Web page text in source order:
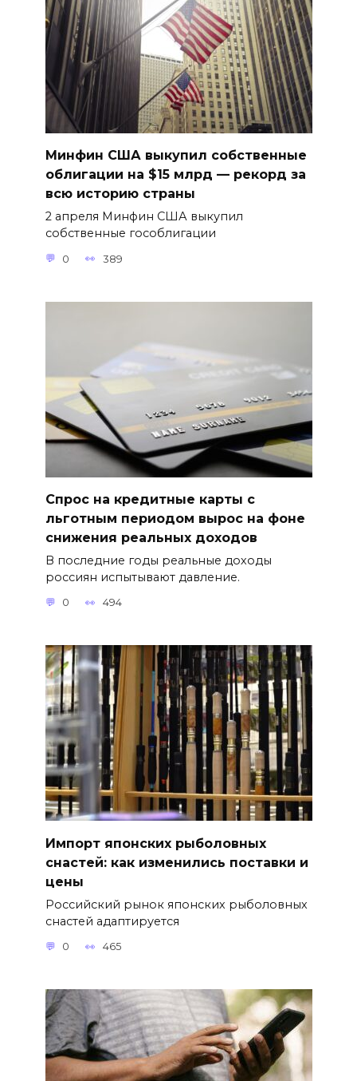
Минфин США выкупил собственные
облигации на $15 млрд — рекорд за
всю историю страны
2 апреля Минфин США выкупил
собственные гособлигации
0 389
Спрос на кредитные карты с
льготным периодом вырос на фоне
снижения реальных доходов
В последние годы реальные доходы
россиян испытывают давление.
0 494
Импорт японских рыболовных
снастей: как изменились поставки и
цены
Российский рынок японских рыболовных
снастей адаптируется
0 465